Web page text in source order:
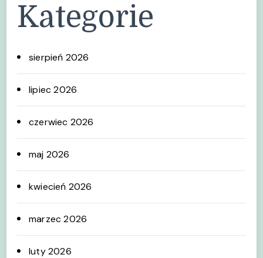
Kategorie
sierpień 2026
lipiec 2026
czerwiec 2026
maj 2026
kwiecień 2026
marzec 2026
luty 2026